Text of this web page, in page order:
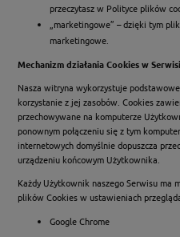
przeczytasz w Polityce plików
„marketingowe” – dzięki tym
marketingowe.
Mechanizm działania Cookies w
Nasza witryna wykorzystuje
korzystanie z jej zasobów. Cookies
przechowywane na komputerze
ponownym połączeniu się z tym
internetowych domyślnie dopuszcza
urządzeniu końcowym Użytkownika.
Każdy Użytkownik naszego Serwisu ma
plików Cookies w ustawieniach
Google Chrome